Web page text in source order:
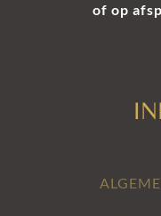
of op